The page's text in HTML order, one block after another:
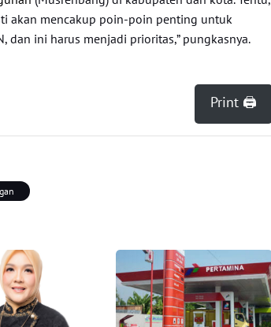
akan mencakup poin-poin penting untuk
dan ini harus menjadi prioritas,” pungkasnya.
Print 🖨